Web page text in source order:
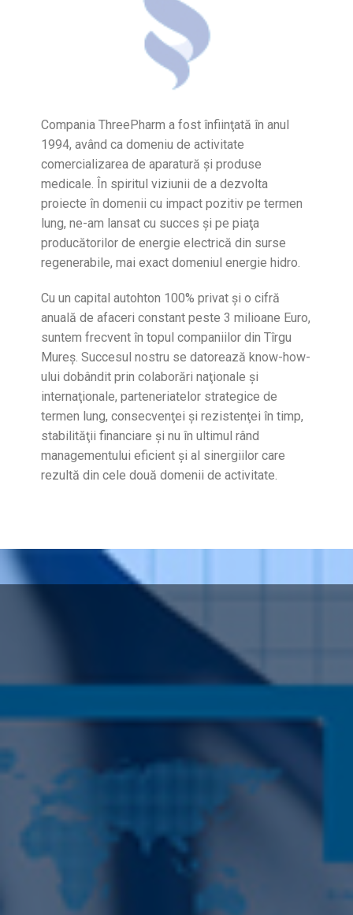
Compania ThreePharm a fost înfiinţată în anul
1994, având ca domeniu de activitate
comercializarea de aparatură şi produse
medicale. În spiritul viziunii de a dezvolta
proiecte în domenii cu impact pozitiv pe termen
lung, ne-am lansat cu succes şi pe piaţa
producătorilor de energie electrică din surse
regenerabile, mai exact domeniul energie hidro.
Cu un capital autohton 100% privat şi o cifră
anuală de afaceri constant peste 3 milioane Euro,
suntem frecvent în topul companiilor din Tîrgu
Mureş. Succesul nostru se datorează know-how-
ului dobândit prin colaborări naţionale şi
internaţionale, parteneriatelor strategice de
termen lung, consecvenţei şi rezistenţei în timp,
stabilităţii financiare şi nu în ultimul rând
managementului eficient şi al sinergiilor care
rezultă din cele două domenii de activitate.